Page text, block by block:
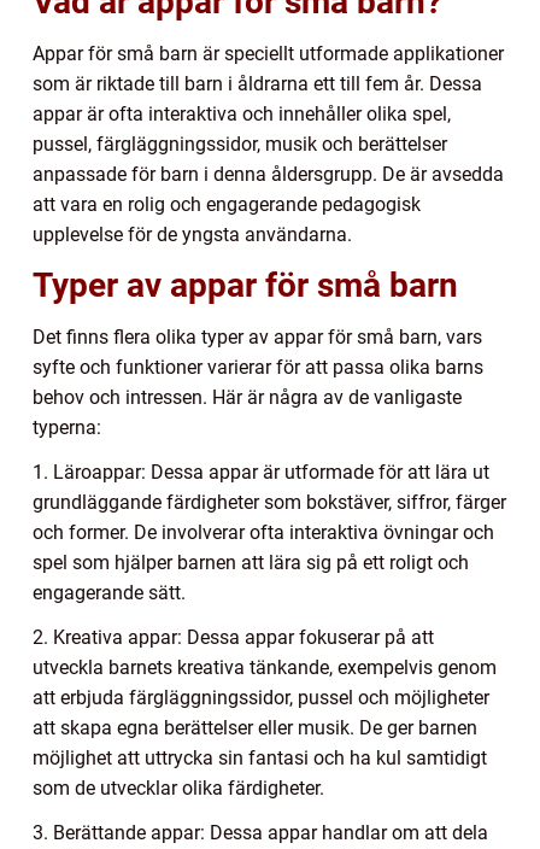
Appar för små barn är speciellt utformade applikationer
som är riktade till barn i åldrarna ett till fem år. Dessa
appar är ofta interaktiva och innehåller olika spel,
pussel, färgläggningssidor, musik och berättelser
anpassade för barn i denna åldersgrupp. De är avsedda
att vara en rolig och engagerande pedagogisk
upplevelse för de yngsta användarna.
Typer av appar för små barn
Det finns flera olika typer av appar för små barn, vars
syfte och funktioner varierar för att passa olika barns
behov och intressen. Här är några av de vanligaste
typerna:
1. Läroappar: Dessa appar är utformade för att lära ut
grundläggande färdigheter som bokstäver, siffror, färger
och former. De involverar ofta interaktiva övningar och
spel som hjälper barnen att lära sig på ett roligt och
engagerande sätt.
2. Kreativa appar: Dessa appar fokuserar på att
utveckla barnets kreativa tänkande, exempelvis genom
att erbjuda färgläggningssidor, pussel och möjligheter
att skapa egna berättelser eller musik. De ger barnen
möjlighet att uttrycka sin fantasi och ha kul samtidigt
som de utvecklar olika färdigheter.
3. Berättande appar: Dessa appar handlar om att dela